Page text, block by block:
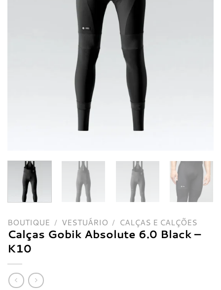
BOUTIQUE / VESTUÁRIO / CALÇAS E CALÇÕES
Calças Gobik Absolute 6.0 Black –
K10